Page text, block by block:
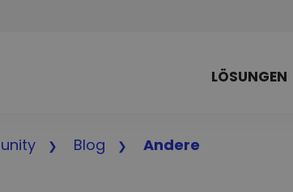
LÖSUNGEN
Blog Andere